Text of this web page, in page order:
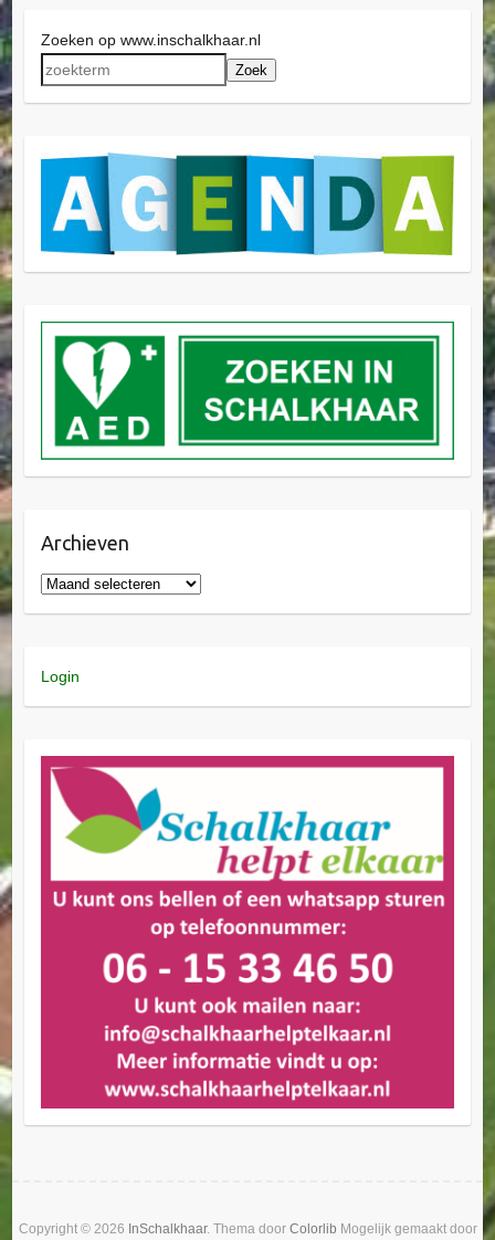
Zoeken op www.inschalkhaar.nl
Zoek
Archieven
Login
Copyright © 2026 InSchalkhaar. Thema door Colorlib Mogelijk gemaakt door